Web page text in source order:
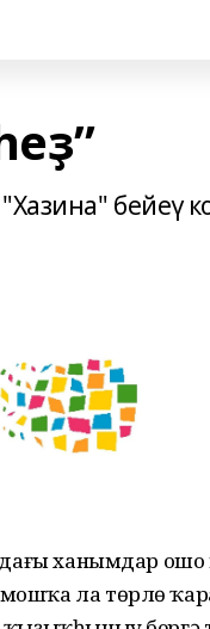
бейеү
ханымдар
ла төрлө